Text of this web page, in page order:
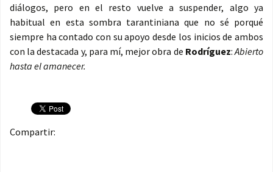
diálogos, pero en el resto vuelve a suspender, algo ya
habitual en esta sombra tarantiniana que no sé porqué
siempre ha contado con su apoyo desde los inicios de ambos
con la destacada y, para mí, mejor obra de Rodríguez:Abierto
hasta el amanecer.
Compartir: